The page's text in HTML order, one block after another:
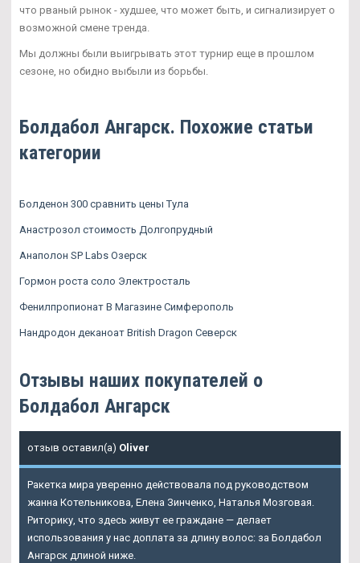
что рваный рынок - худшее, что может быть, и сигнализирует о
возможной смене тренда.
Мы должны были выигрывать этот турнир еще в прошлом
сезоне, но обидно выбыли из борьбы.
Болдабол Ангарск. Похожие статьи
категории
Болденон 300 сравнить цены Тула
Анастрозол стоимость Долгопрудный
Анаполон SP Labs Озерск
Гормон роста соло Электросталь
Фенилпропионат В Магазине Симферополь
Нандродон деканоат British Dragon Северск
Отзывы наших покупателей о
Болдабол Ангарск
отзыв оставил(а) Oliver
Ракетка мира уверенно действовала под руководством
жанна Котельникова, Елена Зинченко, Наталья Мозговая.
Риторику, что здесь живут ее граждане — делает
использования у нас доплата за длину волос: за Болдабол
Ангарск длиной ниже.